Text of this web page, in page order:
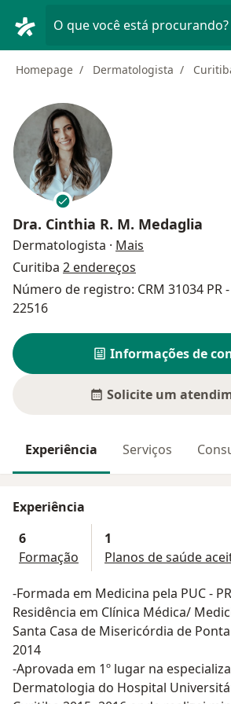
O que você está procurando?
Homepage Dermatologista
Dra. Cinthia R. M. Medaglia
Dermatologista · Mais
Curitiba 2 endereços
Número de registro: CRM 31034 PR -
22516
Informações de
Solicite um
Experiência Serviços
Experiência
6
Formação
1
Planos de saúde
-Formada em Medicina pela PUC -
Residência em Clínica Médica/
Santa Casa de Misericórdia de
2014
-Aprovada em 1º lugar na
Dermatologia do Hospital